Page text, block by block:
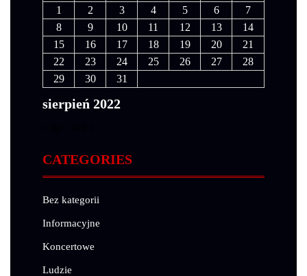
sierpień 2022
1
2 3 4 5 6
7
8
9 10 11 12 13
14
15
16 17 18 19 20
21
22
23 24 25 26 27
28
29
30 31
CATEGORIES
Bez kategorii
Informacyjne
Koncertowe
Ludzie